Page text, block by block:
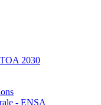
2030
- ENSA